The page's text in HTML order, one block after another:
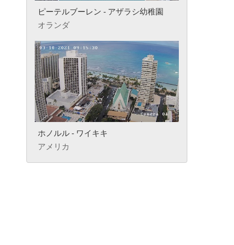
ピーテルブーレン - アザラシ幼稚園
オランダ
ホノルル - ワイキキ
アメリカ